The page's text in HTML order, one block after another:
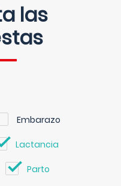
las
Embarazo
Lactancia
Parto